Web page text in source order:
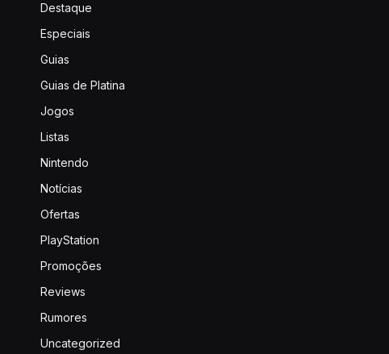
Destaque
Especiais
Guias
Guias de Platina
Jogos
Listas
Nintendo
Notícias
Ofertas
PlayStation
Promoções
Reviews
Rumores
Uncategorized